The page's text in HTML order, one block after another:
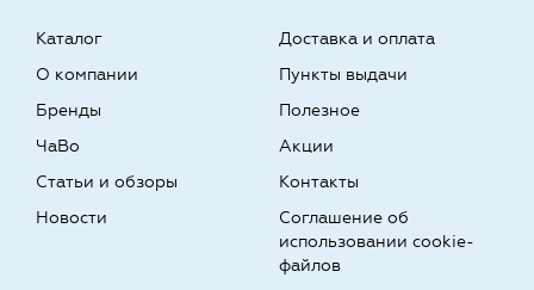
Каталог
О компании
Бренды
Доставка и оплата
Пункты выдачи
Полезное
ЧаВо
Статьи и обзоры
Новости
Акции
Контакты
Соглашение об
использовании cookie-
файлов